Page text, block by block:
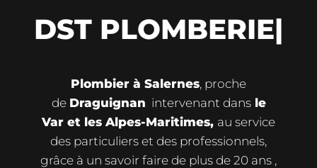
DST PLOMBERIE|
Plombier à Salernes, proche
de Draguignan intervenant dansle
Var et les Alpes-Maritimes, au service
des particuliers et des professionnels,
grâce à un savoir faire de plus de 20 ans ,